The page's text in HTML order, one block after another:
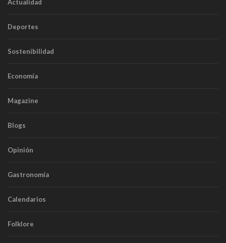
Actualidad
Deportes
Sostenibilidad
Economía
Magazine
Blogs
Opinión
Gastronomía
Calendarios
Folklore